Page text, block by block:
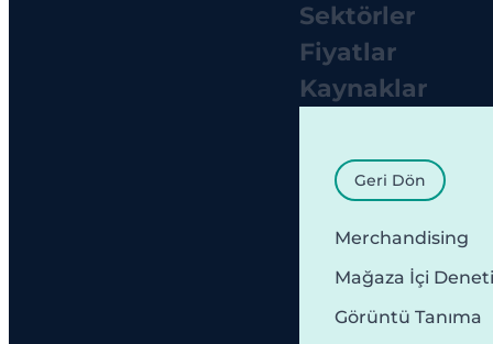
Sektörler
Fiyatlar
Kaynaklar
Geri Dön
Merchandising
Mağaza İçi
Görüntü Tanıma